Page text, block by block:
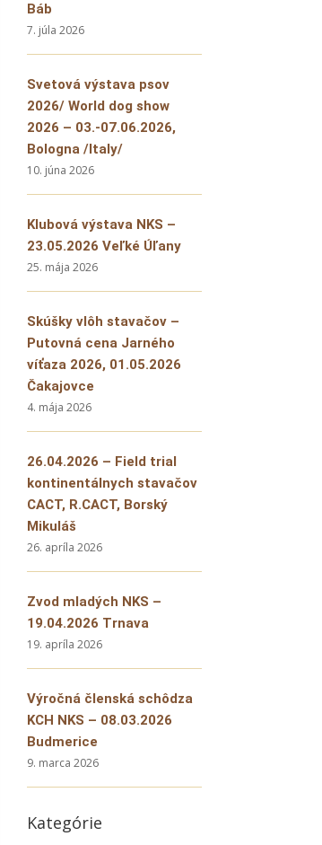
Báb
7. júla 2026
Svetová výstava psov
2026/ World dog show
2026 – 03.-07.06.2026,
Bologna /Italy/
10. júna 2026
Klubová výstava NKS –
23.05.2026 Veľké Úľany
25. mája 2026
Skúšky vlôh stavačov –
Putovná cena Jarného
víťaza 2026, 01.05.2026
Čakajovce
4. mája 2026
26.04.2026 – Field trial
kontinentálnych stavačov
CACT, R.CACT, Borský
Mikuláš
26. apríla 2026
Zvod mladých NKS –
19.04.2026 Trnava
19. apríla 2026
Výročná členská schôdza
KCH NKS – 08.03.2026
Budmerice
9. marca 2026
Kategórie